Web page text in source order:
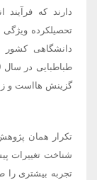
دارند که
تحصیلکرده
دانشگاهی کشور
گزینش هااست و
شناخت تغییرات
تجربه بیشتری